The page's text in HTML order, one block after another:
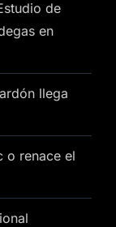
de
en
llega
o renace el